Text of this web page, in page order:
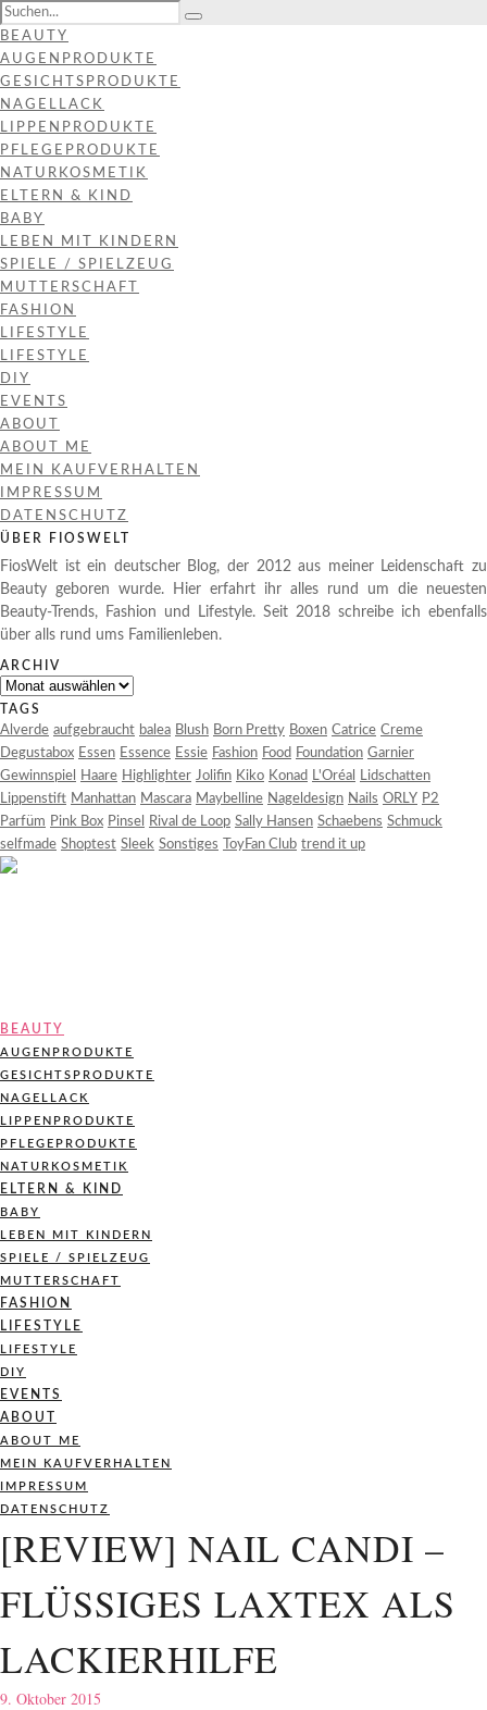
BEAUTY
AUGENPRODUKTE
GESICHTSPRODUKTE
NAGELLACK
LIPPENPRODUKTE
PFLEGEPRODUKTE
NATURKOSMETIK
ELTERN & KIND
BABY
LEBEN MIT KINDERN
SPIELE / SPIELZEUG
MUTTERSCHAFT
FASHION
LIFESTYLE
LIFESTYLE
DIY
EVENTS
ABOUT
ABOUT ME
MEIN KAUFVERHALTEN
IMPRESSUM
DATENSCHUTZ
ÜBER FIOSWELT
FiosWelt ist ein deutscher Blog, der 2012 aus meiner Leidenschaft zu
Beauty geboren wurde. Hier erfahrt ihr alles rund um die neuesten
Beauty-Trends, Fashion und Lifestyle. Seit 2018 schreibe ich ebenfalls
über alls rund ums Familienleben.
ARCHIV
Archiv
TAGS
Alverde aufgebraucht balea Blush Born Pretty Boxen Catrice Creme
Degustabox Essen Essence Essie Fashion Food Foundation Garnier
Gewinnspiel
Haare Highlighter Jolifin Kiko Konad L'Oréal
Lidschatten
Lippenstift Manhattan Mascara Maybelline Nageldesign Nails ORLY P2
Parfüm Pink Box Pinsel Rival de Loop Sally Hansen Schaebens Schmuck
selfmade Shoptest Sleek Sonstiges ToyFan Club trend it up
BEAUTY
AUGENPRODUKTE
GESICHTSPRODUKTE
NAGELLACK
LIPPENPRODUKTE
PFLEGEPRODUKTE
NATURKOSMETIK
ELTERN & KIND
BABY
LEBEN MIT KINDERN
SPIELE / SPIELZEUG
MUTTERSCHAFT
FASHION
LIFESTYLE
LIFESTYLE
DIY
EVENTS
ABOUT
ABOUT ME
MEIN KAUFVERHALTEN
IMPRESSUM
DATENSCHUTZ
[REVIEW] NAIL CANDI –
FLÜSSIGES LAXTEX ALS
LACKIERHILFE
9. Oktober 2015